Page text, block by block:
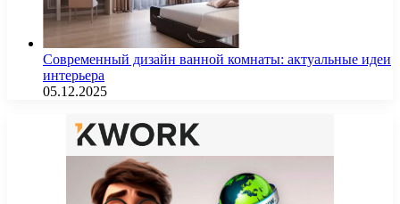
Современный дизайн ванной комнаты: актуальные идеи
интерьера
05.12.2025